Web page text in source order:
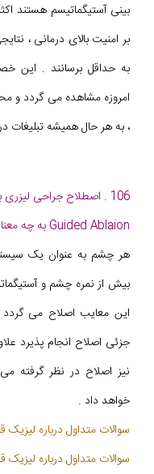
بینی آستیگماتیسم هستند
بر امنیت بالای درمانی ،
به حداقل برسانند . این
امروزه مشاهده می گردد و
، به هر حال همیشه تبلیغات
Guided Ablaion به چه معناست ؟
هر چشم به عنوان یک سیستم
بیش از نمره چشم و
این معایب اصلاح می گردد
جزئی اصلاح انجام پذیرد
نیز اصلاح در نظر گرفته
خواهد داد .
سوالات متداول درباره
سوالات متداول درباره